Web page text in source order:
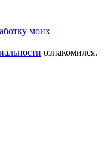
моих
ознакомился.